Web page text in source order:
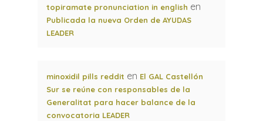
topiramate pronunciation in english en
Publicada la nueva Orden de AYUDAS
LEADER
minoxidil pills reddit en El GAL Castellón
Sur se reúne con responsables de la
Generalitat para hacer balance de la
convocatoria LEADER